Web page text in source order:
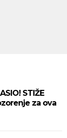
STIŽE
za ova